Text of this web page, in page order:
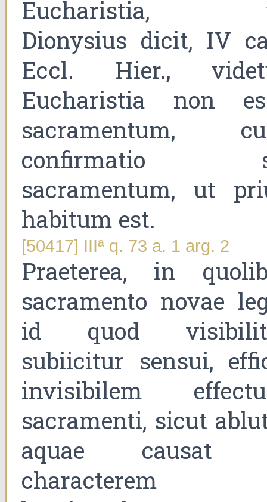
Eucharistia,
Dionysius dicit, IV
Eccl. Hier.,
Eucharistia non
sacramentum,
confirmatio
sacramentum, ut
habitum est.
[50417] IIIª q. 73 a. 1 arg. 2
Praeterea, in
sacramento novae
id quod
subiicitur sensui,
invisibilem
sacramenti, sicut
aquae causat
characterem